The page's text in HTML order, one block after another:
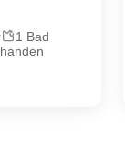
1 Bad